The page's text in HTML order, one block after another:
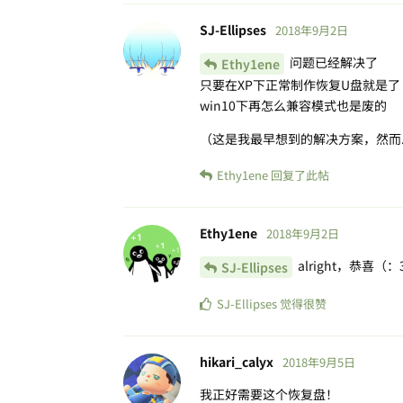
SJ-Ellipses 2018年9月2日
Ethy1ene 问题已经解决了
只要在XP下正常制作恢复U盘就是了
win10下再怎么兼容模式也是废的
（这是我最早想到的解决方案，然而
Ethy1ene 回复了此帖
Ethy1ene 2018年9月2日
SJ-Ellipses alright，恭喜（：3
SJ-Ellipses 觉得很赞
hikari_calyx 2018年9月5日
我正好需要这个恢复盘！